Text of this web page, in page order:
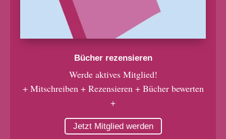
Bücher rezensieren
Werde aktives Mitglied!
+ Mitschreiben + Rezensieren + Bücher bewerten
+
Jetzt Mitglied werden